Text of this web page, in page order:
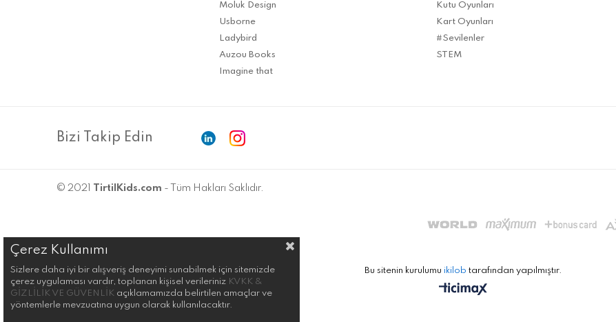
Moluk Design
Usborne
Ladybird
Auzou Books
Imagine that
Kutu Oyunları
Kart Oyunları
#Sevilenler
STEM
Bizi Takip Edin
© 2021 TirtilKids.com - Tüm Hakları Saklıdır.
Bu sitenin kurulumu ikilob tarafından yapılmıştır.
Çerez Kullanımı
Sizlere daha iyi bir alışveriş deneyimi sunabilmek için sitemizde
çerez uygulaması vardır, toplanan kişisel verileriniz KVKK &
GİZLİLİK VE GÜVENLİK açıklamamızda belirtilen amaçlar ve
yöntemlerle mevzuatına uygun olarak kullanılacaktır.